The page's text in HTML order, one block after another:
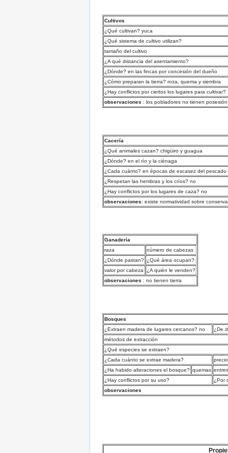
Cultivos
¿Qué cultivan? yuca
¿Qué sistema de cultivo utilizan?
tamaño del cultivo
¿A qué distancia del asentamiento?
¿Dónde? en las fincas por concesión del dueño
¿Cómo preparan la tierra? roza, quema y siembra
¿Hay conflictos por ciertos los lugares para cultivar?
observaciones : los pobladores no tienen
Cacería
¿Qué animales cazan? chigüiro y guagua
¿Dónde? en el río y la ciénaga
¿Cada cuánto? en épocas de escasez del pescado
¿Respetan las hembras y los críos? no
¿Hay conflictos por los lugares de caza? no
observaciones: existe normatividad sobre
Ganadería
raza
número de cabezas
¿Dónde pastan? ¿Qué área ocupan?
valor por cabeza ¿A quién le venden?
observaciones : no tienen tierra
Bosques
¿Extraen madera de lugares cercanos? no
¿De
métodos de extracción
¿Qué especies se extraen?
¿Cada cuánto se extrae madera?
¿Ha habido alteraciones el bosque? quemas
¿Hay conflictos por su uso?
¿Por
observaciones